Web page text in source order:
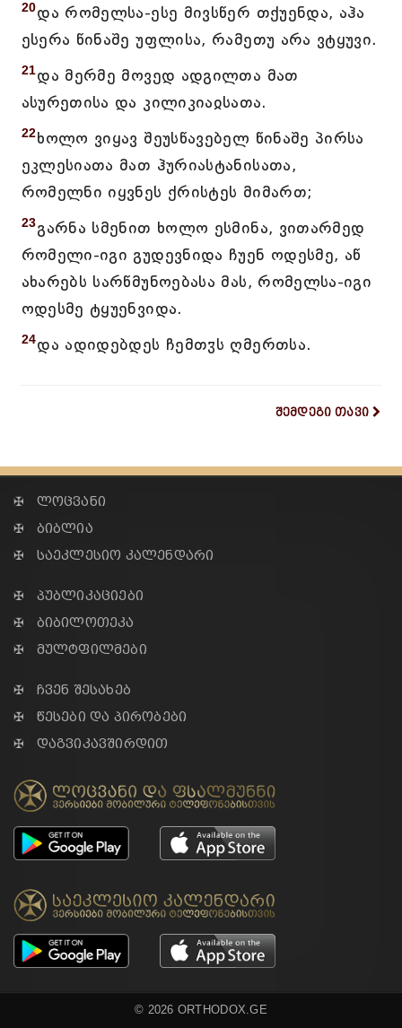
20და რომელსა-ესე მივსწერ თქუენდა, აჰა
ესერა წინაშე უფლისა, რამეთუ არა ვტყუვი.
21და მერმე მოვედ ადგილთა მათ
ასურეთისა და კილიკიაჲსათა.
22ხოლო ვიყავ შეუსწავებელ წინაშე პირსა
ეკლესიათა მათ ჰურიასტანისათა,
რომელნი იყვნეს ქრისტეს მიმართ;
23გარნა სმენით ხოლო ესმინა, ვითარმედ
რომელი-იგი გუდევნიდა ჩუენ ოდესმე, აწ
ახარებს სარწმუნოებასა მას, რომელსა-იგი
ოდესმე ტყუენვიდა.
24და ადიდებდეს ჩემთჳს ღმერთსა.
შემდეგი თავი
✠ ლოცვანი
✠ ბიბლია
✠ საეკლესიო კალენდარი
✠ პუბლიკაციები
✠ ბიბილოთეკა
✠ მულტფილმები
✠ ჩვენ შესახებ
✠ წესები და პირობები
✠ დაგვიკავშირდით
© 2026 ORTHODOX.GE